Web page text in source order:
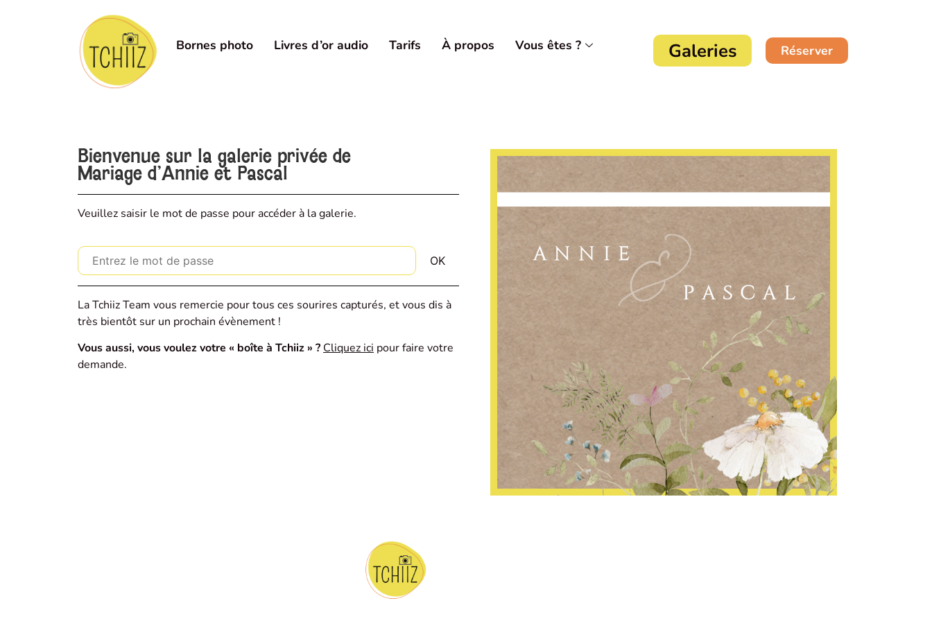
Bornes photo Livres d’or audio Tarifs À propos Vous êtes ? Galeries Réserver
Bienvenue sur la galerie privée de
Mariage d'Annie et Pascal
Veuillez saisir le mot de passe pour accéder à la galerie.
La Tchiiz Team vous remercie pour tous ces sourires capturés, et vous dis à
très bientôt sur un prochain évènement !
Vous aussi, vous voulez votre « boîte à Tchiiz » ? Cliquez ici pour faire votre
demande.